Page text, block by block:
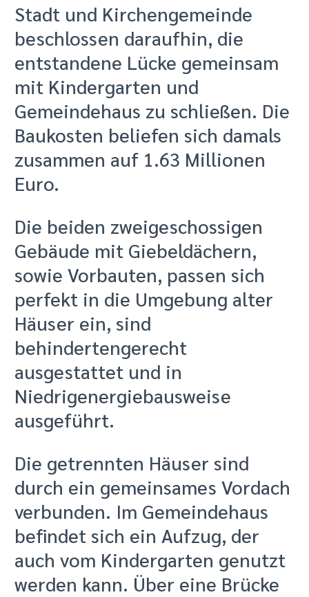
Stadt und Kirchengemeinde
beschlossen daraufhin, die
entstandene Lücke gemeinsam
mit Kindergarten und
Gemeindehaus zu schließen. Die
Baukosten beliefen sich damals
zusammen auf 1.63 Millionen
Euro.
Die beiden zweigeschossigen
Gebäude mit Giebeldächern,
sowie Vorbauten, passen sich
perfekt in die Umgebung alter
Häuser ein, sind
behindertengerecht
ausgestattet und in
Niedrigenergiebausweise
ausgeführt.
Die getrennten Häuser sind
durch ein gemeinsames Vordach
verbunden. Im Gemeindehaus
befindet sich ein Aufzug, der
auch vom Kindergarten genutzt
werden kann. Über eine Brücke